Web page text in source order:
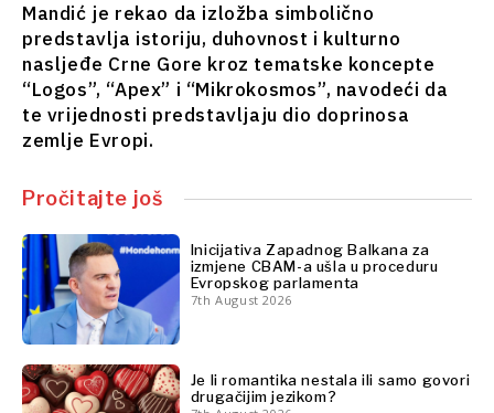
Održivost
Tehnologija
Telekomunikacije
Turizam
Prevoz
Trgovina
Intervju
Mišljenje
Okrugli
sto
Svet
Telekomunikacije
Turizam
Prevoz
Trgovina
Analize
Intervju
Mišljenje
Okrugli
sto
Svet
Analiza
Mandić je rekao da izložba simbolično
predstavlja istoriju, duhovnost i kulturno
nasljeđe Crne Gore kroz tematske koncepte
“Logos”, “Apex” i “Mikrokosmos”, navodeći da
te vrijednosti predstavljaju dio doprinosa
zemlje Evropi.
Pročitajte još
Inicijativa Zapadnog Balkana za
izmjene CBAM-a ušla u proceduru
Evropskog parlamenta
7th August 2026
Je li romantika nestala ili samo govori
drugačijim jezikom?